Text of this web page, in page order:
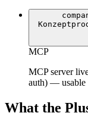
MCP
MCP server
auth) — usable
What the